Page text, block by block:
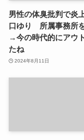
男性の体臭批判で炎
口ゆり 所属事務所
→今の時代的にアウ
たね
2024年8月11日